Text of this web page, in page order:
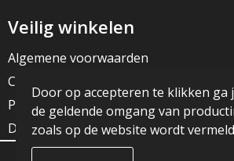
Veilig winkelen
Algemene voorwaarden
Cookieverklaring
Privacyverklaring
Disclaimer
Door op accepteren te klikken ga
de geldende omgang van
zoals op de website wordt